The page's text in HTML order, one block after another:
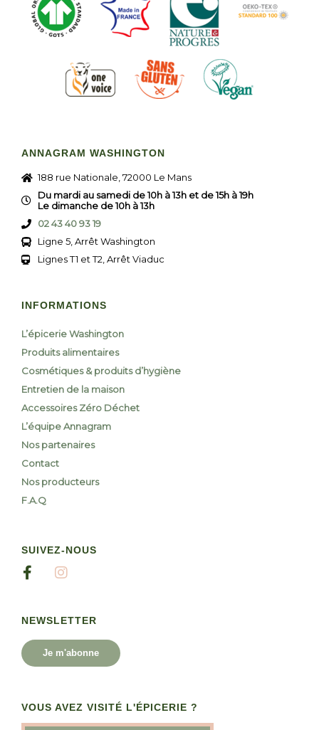
ANNAGRAM WASHINGTON
188 rue Nationale, 72000 Le Mans
Du mardi au samedi de 10h à 13h et de 15h à 19h
Le dimanche de 10h à 13h
02 43 40 93 19
Ligne 5, Arrêt Washington
Lignes T1 et T2, Arrêt Viaduc
INFORMATIONS
L’épicerie Washington
Produits alimentaires
Cosmétiques & produits d’hygiène
Entretien de la maison
Accessoires Zéro Déchet
L’équipe Annagram
Nos partenaires
Contact
Nos producteurs
F.A.Q
SUIVEZ-NOUS
NEWSLETTER
Je m'abonne
VOUS AVEZ VISITÉ L'ÉPICERIE ?